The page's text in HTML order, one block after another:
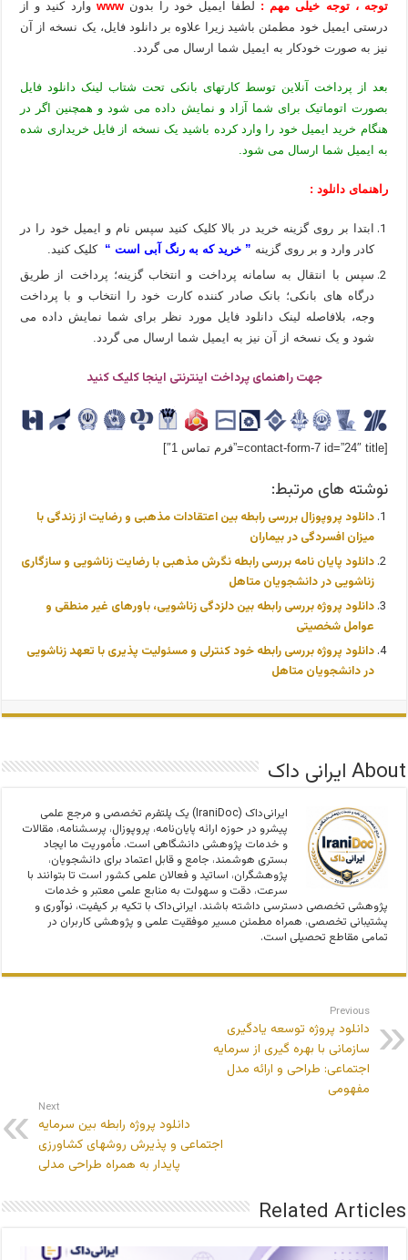
توجه ، توجه خیلی مهم : لطفا ایمیل خود را بدون www وارد کنید و از
درستی ایمیل خود مطمئن باشید زیرا علاوه بر دانلود فایل، یک نسخه از آن
نیز به صورت خودکار به ایمیل شما ارسال می گردد.
بعد از پرداخت آنلاین توسط کارتهای بانکی تحت شتاب لینک دانلود فایل
بصورت اتوماتیک برای شما آزاد و نمایش داده می شود و همچنین اگر در
هنگام خرید ایمیل خود را وارد کرده باشید یک نسخه از فایل خریداری شده
به ایمیل شما ارسال می شود.
راهنمای دانلود :
ابتدا بر روی گزینه خرید در بالا کلیک کنید سپس نام و ایمیل خود را در
کادر وارد و بر روی گزینه ” خرید که به رنگ آبی است “
کلیک کنید.
سپس با انتقال به سامانه پرداخت و انتخاب گزینه؛ پرداخت از طریق
درگاه های بانکی؛ بانک صادر کننده کارت خود را انتخاب و با پرداخت
وجه، بلافاصله لینک دانلود فایل مورد نظر برای شما نمایش داده می
شود و یک نسخه از آن نیز به ایمیل شما ارسال می گردد.
جهت راهنمای پرداخت اینترنتی اینجا کلیک کنید
[contact-form-7 id=”24″ title=”فرم تماس 1″]
نوشته های مرتبط:
دانلود پروپوزال بررسی رابطه بین اعتقادات مذهبی و رضایت از زندگی با
میزان افسردگی در بیماران
دانلود پایان نامه بررسی رابطه نگرش مذهبی با رضایت زناشویی و سازگاری
زناشویی در دانشجویان متاهل
دانلود پروژه بررسی رابطه بین دلزدگی زناشویی، باورهای غیر منطقی و
عوامل شخصیتی
دانلود پروژه بررسی رابطه خود کنترلی و مسئولیت پذیری با تعهد زناشویی
در دانشجویان متاهل
About ایرانی داک
ایرانی‌داک (IraniDoc) یک پلتفرم تخصصی و مرجع علمی
پیشرو در حوزه ارائه پایان‌نامه، پروپوزال، پرسشنامه، مقالات
و خدمات پژوهشی دانشگاهی است. مأموریت ما ایجاد
بستری هوشمند، جامع و قابل اعتماد برای دانشجویان،
پژوهشگران، اساتید و فعالان علمی کشور است تا بتوانند با
سرعت، دقت و سهولت به منابع علمی معتبر و خدمات
پژوهشی تخصصی دسترسی داشته باشند. ایرانی‌داک با تکیه بر کیفیت، نوآوری و
پشتیبانی تخصصی، همراه مطمئن مسیر موفقیت علمی و پژوهشی کاربران در
تمامی مقاطع تحصیلی است.
Previous
دانلود پروژه توسعه یادگیری
سازمانی با بهره گیری از سرمایه
اجتماعی: طراحی و ارائه مدل
مفهومی
Next
دانلود پروژه رابطه بین سرمایه
اجتماعی و پذیرش روشهای کشاورزی
پایدار به همراه طراحی مدلی
Related Articles